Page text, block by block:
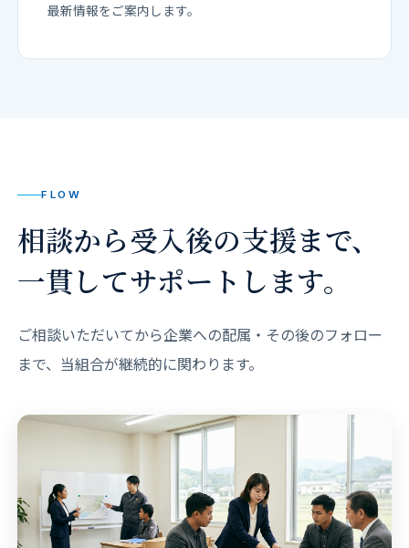
最新情報をご案内します。
FLOW
相談から受入後の支援まで、
一貫してサポートします。
ご相談いただいてから企業への配属・その後のフォロー
まで、当組合が継続的に関わります。